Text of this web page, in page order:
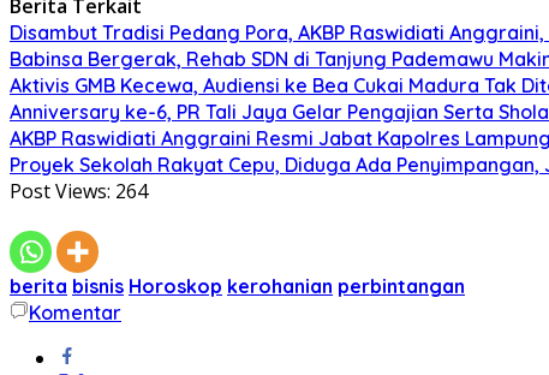
Berita Terkait
Disambut Tradisi Pedang Pora, AKBP Raswidiati
Babinsa Bergerak, Rehab SDN di Tanjung Pademawu
Aktivis GMB Kecewa, Audiensi ke Bea Cukai Madura Tak
Anniversary ke-6, PR Tali Jaya Gelar Pengajian Serta
AKBP Raswidiati Anggraini Resmi Jabat Kapolres
Proyek Sekolah Rakyat Cepu, Diduga Ada Penyimpangan,
Post Views: 264
berita bisnis Horoskop kerohanian perbintangan
Komentar